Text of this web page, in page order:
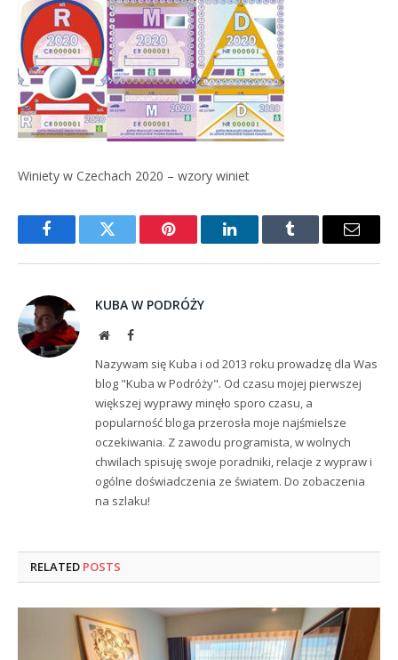
Winiety w Czechach 2020 – wzory winiet
FacebookTwitter Pinterest LinkedInTumblr Email
KUBA W PODRÓŻY
WebsiteFacebook
Nazywam się Kuba i od 2013 roku prowadzę dla Was
blog "Kuba w Podróży". Od czasu mojej pierwszej
większej wyprawy minęło sporo czasu, a
popularność bloga przerosła moje najśmielsze
oczekiwania. Z zawodu programista, w wolnych
chwilach spisuję swoje poradniki, relacje z wypraw i
ogólne doświadczenia ze światem. Do zobaczenia
na szlaku!
RELATED POSTS